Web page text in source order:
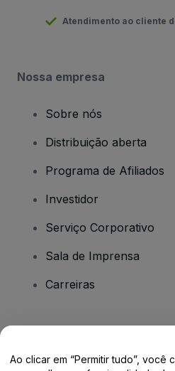
Atendimento ao cliente
Nossa empresa
Sobre nós
Distribuição aberta
Programa de Afiliados
Investidor
Serviço Corporativo
Sala de Imprensa
Carreiras
Ao clicar em “Permitir tudo”,